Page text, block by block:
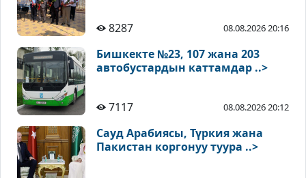
8287 08.08.2026 20:16
Бишкекте №23, 107 жана 203
автобустардын каттамдар ..>
7117 08.08.2026 20:12
Сауд Арабиясы, Түркия жана
Пакистан коргонуу туура ..>